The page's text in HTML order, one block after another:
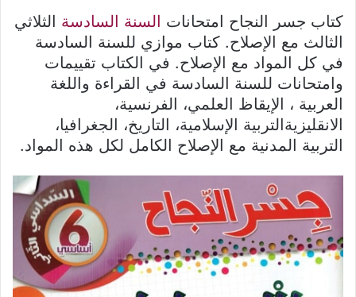
كتاب جسر النجاح امتحانات السنة السادسة الثلاثي
الثالث مع الإصلاح. كتاب موازي للسنة السادسة
في كل المواد مع الإصلاح. في الكتاب تقييمات
وامتحانات للسنة السادسة في القراءة واللغة
العربية ، الإيقاظ العلمي، الفرنسية،
الانقليزيةالتربية الإسلامية، التاريخ، الجغرافيا،
التربية المدنية مع الإصلاح الكامل لكل هذه المواد.